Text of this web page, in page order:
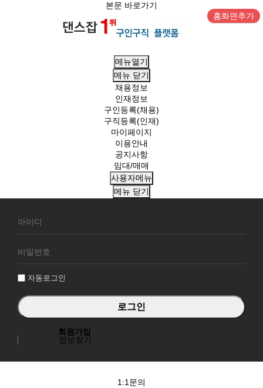
본문 바로가기
홈화면추가
메뉴열기
메뉴 닫기
채용정보
인재정보
구인등록(채용)
구직등록(인재)
마이페이지
이용안내
공지사항
임대/매매
사용자메뉴
메뉴 닫기
원
그
자동로그인
회원가입
정보찾기
1:1문의